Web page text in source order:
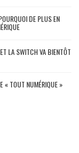
DE PLUS EN
LA SWITCH VA BIENTÔT
« TOUT NUMÉRIQUE »